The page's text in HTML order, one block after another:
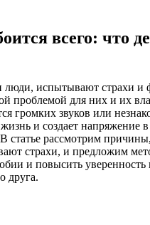
всего: что
люди, испытывают страхи и
проблемой для них и их
громких звуков или
и создает напряжение
статье рассмотрим
страхи, и предложим
и повысить уверенность
друга.